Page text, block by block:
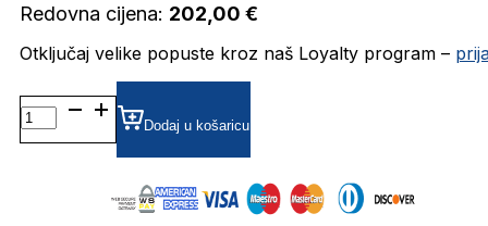
Redovna cijena: 202,00 €
Otključaj velike popuste kroz naš Loyalty program –
DESEO DIOPTRIJSKI
OKVIRI
JISCO
Dodaj u košaricu